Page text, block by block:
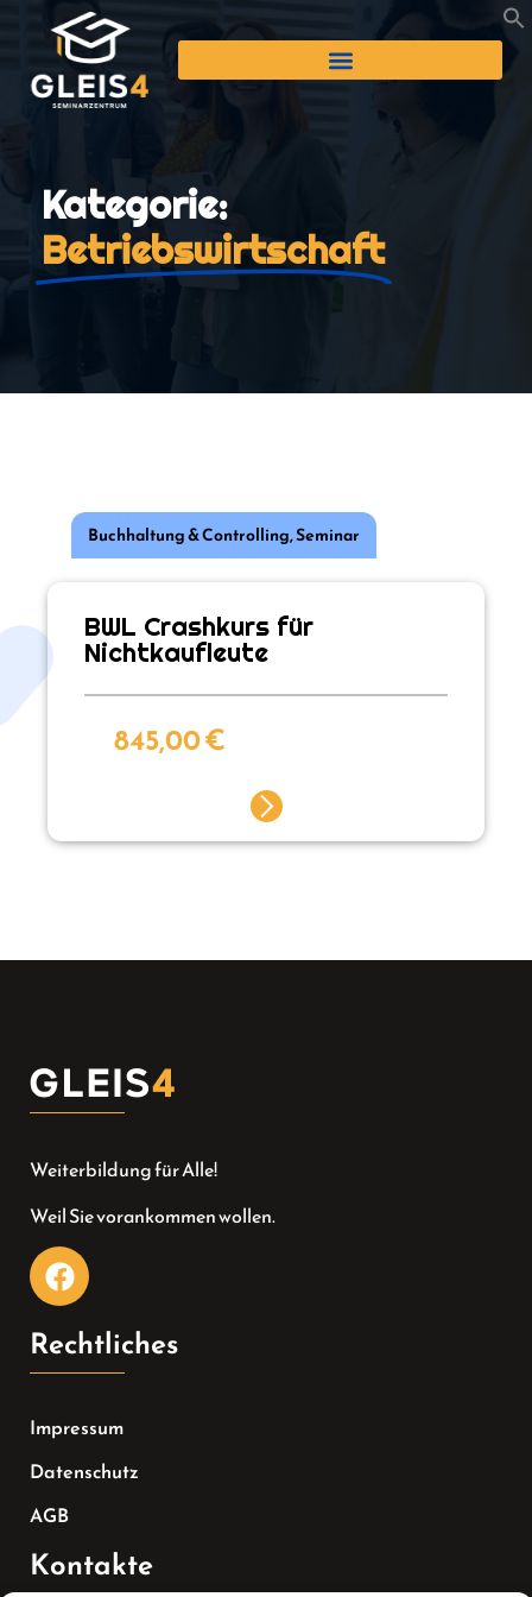
Kategorie:
Betriebswirtschaft
Buchhaltung & Controlling,Seminar
BWL Crashkurs für
Nichtkaufleute
845,00€
Weiterbildung für Alle!
Weil Sie vorankommen wollen.
Rechtliches
Impressum
Datenschutz
AGB
Kontakte